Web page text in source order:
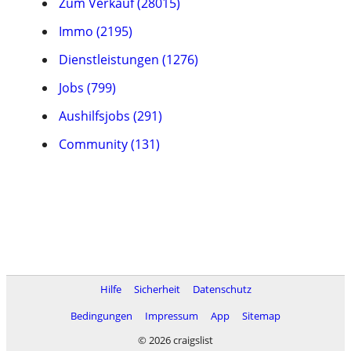
Immo (2195)
Dienstleistungen (1276)
Jobs (799)
Aushilfsjobs (291)
Community (131)
Hilfe Sicherheit
Datenschutz
Bedingungen
Impressum App
Sitemap
© 2026 craigslist